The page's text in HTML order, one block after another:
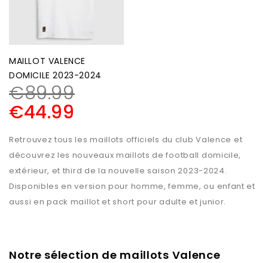
MAILLOT VALENCE
DOMICILE 2023-2024
€89.99
€44.99
Retrouvez tous les maillots officiels du club Valence et
découvrez les nouveaux maillots de football domicile,
extérieur, et third de la nouvelle saison 2023-2024.
Disponibles en version pour homme, femme, ou enfant et
aussi en pack maillot et short pour adulte et junior.
Notre sélection de maillots Valence